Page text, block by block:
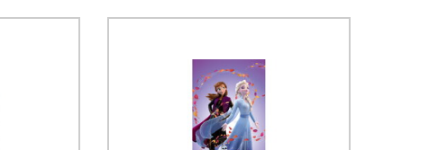
Ochrany osobných údajovspoločnosti Bomba s.r.o.